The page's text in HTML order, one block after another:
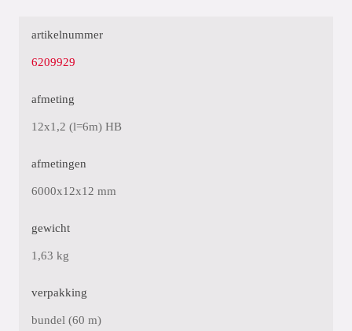
artikelnummer
6209929
afmeting
12x1,2 (l=6m) HB
afmetingen
6000x12x12 mm
gewicht
1,63 kg
verpakking
bundel (60 m)